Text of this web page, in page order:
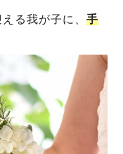
る我が子に、手